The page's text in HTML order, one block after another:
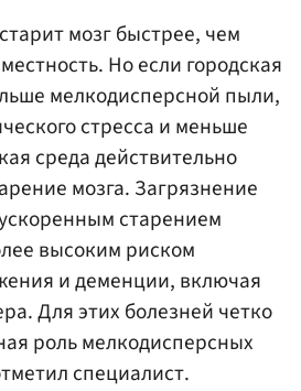
мозг быстрее, чем
Но если городская
мелкодисперсной пыли,
стресса и меньше
среда действительно
мозга. Загрязнение
старением
высоким риском
и деменции, включая
Для этих болезней четко
роль мелкодисперсных
специалист.